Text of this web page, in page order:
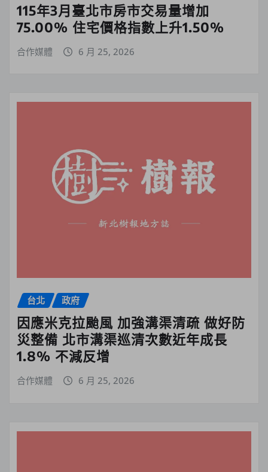
115年3月臺北市房市交易量增加
75.00% 住宅價格指數上升1.50%
合作媒體 6 月 25, 2026
台北 政府
因應米克拉颱風 加強溝渠清疏 做好防
災整備 北市溝渠巡清次數近年成長
1.8% 不減反增
合作媒體 6 月 25, 2026